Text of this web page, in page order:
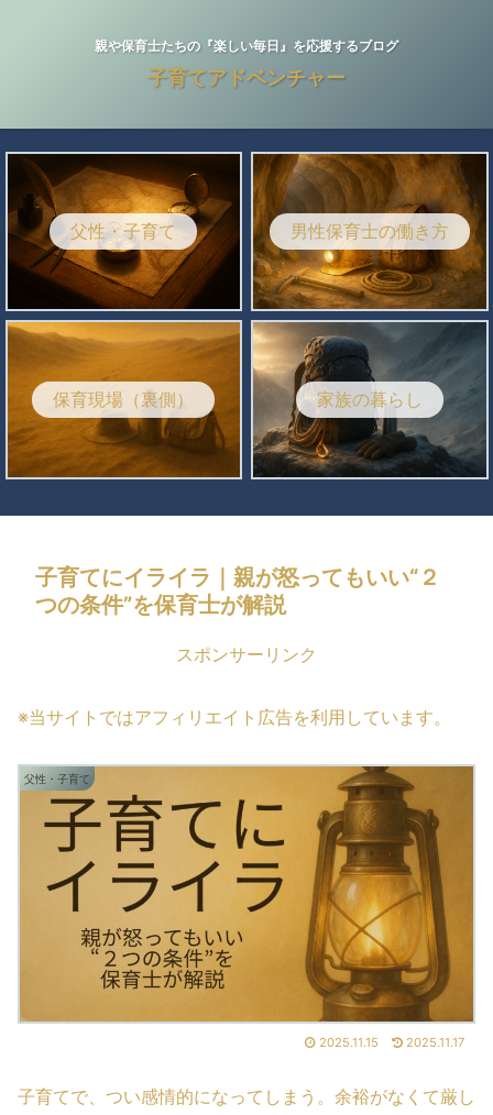
親や保育士たちの『楽しい毎日』を応援するブログ
子育てアドベンチャー
父性・子育て 男性保育士の働き方
保育現場（裏側） 家族の暮らし
子育てにイライラ｜親が怒ってもいい“２
つの条件”を保育士が解説
スポンサーリンク
※当サイトではアフィリエイト広告を利用しています。
父性・子育て
2025.11.15 2025.11.17
子育てで、つい感情的になってしまう。余裕がなくて厳し